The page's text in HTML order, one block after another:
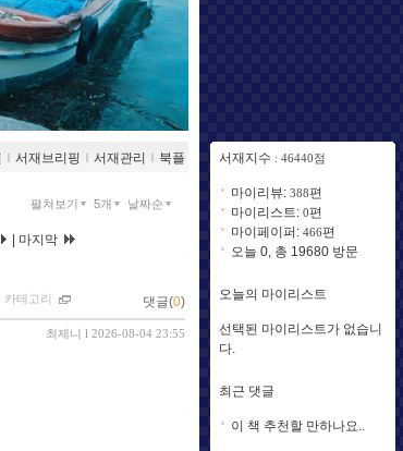
ｌ 서재브리핑 ｌ 서재관리 ｌ 북플
펼쳐보기 5개 날짜순
마지막
카테고리 댓글(0)
최제니 l 2026-08-04 23:55
서재지수 : 46440점
마이리뷰: 388편
마이리스트: 0편
마이페이퍼: 466편
오늘 0, 총 19680 방문
오늘의 마이리스트
선택된 마이리스트가 없습니
다.
최근 댓글
이 책 추천할 만하나요..